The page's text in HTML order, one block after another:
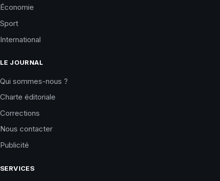
Économie
Sport
International
LE JOURNAL
Qui sommes-nous ?
Charte éditoriale
Corrections
Nous contacter
Publicité
SERVICES